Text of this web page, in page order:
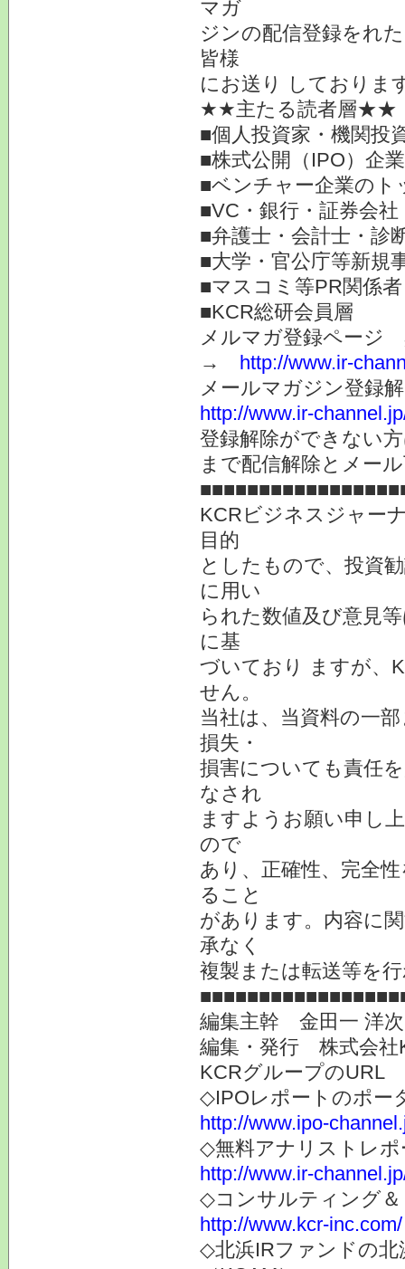
マガ
ジンの配信登録をれ
皆様
にお送り しておりま
★★主たる読者層★★
■個人投資家・機関投
■株式公開（IPO）企
■ベンチャー企業のト
■VC・銀行・証券会
■弁護士・会計士・診
■大学・官公庁等新規
■マスコミ等PR関係者
■KCR総研会員層
メルマガ登録ページ
→ http://www.ir-
メールマガジン登録
http://www.ir-
登録解除ができない
まで配信解除とメー
KCRビジネスジャー
目的
としたもので、投資
に用い
られた数値及び意見
に基
づいており ますが、
せん。
当社は、当資料の一
損失・
損害についても責任
なされ
ますようお願い申し
ので
あり、正確性、完全
ること
があります。内容に
承なく
複製または転送等を
編集主幹 金田一 洋
編集・発行 株式会社
KCRグループのURL
◇IPOレポートのポー
http://www.ipo-
◇無料アナリストレ
http://www.ir-
◇コンサルティング＆
http://www.kcr-inc.com/
◇北浜IRファンドの